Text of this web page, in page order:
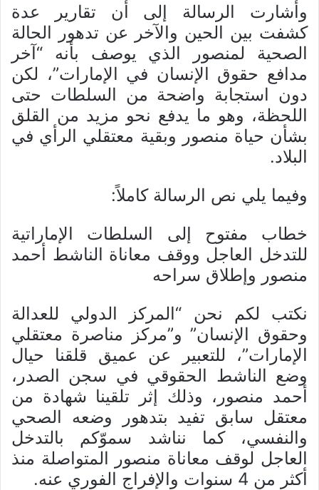
وأشارت الرسالة إلى أن تقارير عدة
كشفت بين الحين والآخر عن تدهور الحالة
الصحية لمنصور الذي يوصف بأنه “آخر
مدافع حقوق الإنسان في الإمارات”، لكن
دون استجابة واضحة من السلطات حتى
اللحظة، وهو ما يدفع نحو مزيد من القلق
بشأن حياة منصور وبقية معتقلي الرأي في
البلاد.
وفيما يلي نص الرسالة كاملاً:
خطاب مفتوح إلى السلطات الإماراتية
للتدخل العاجل ووقف معاناة الناشط أحمد
منصور وإطلاق سراحه
نكتب لكم نحن “المركز الدولي للعدالة
وحقوق الإنسان” و”مركز مناصرة معتقلي
الإمارات”، للتعبير عن عميق قلقنا حيال
وضع الناشط الحقوقي في سجن الصدر،
أحمد منصور، وذلك إثر تلقينا شهادة من
معتقل سابق تفيد بتدهور وضعه الصحي
والنفسي، كما نناشد سموّكم بالتدخل
العاجل لوقف معاناة منصور المتواصلة منذ
أكثر من 4 سنوات والإفراج الفوري عنه.